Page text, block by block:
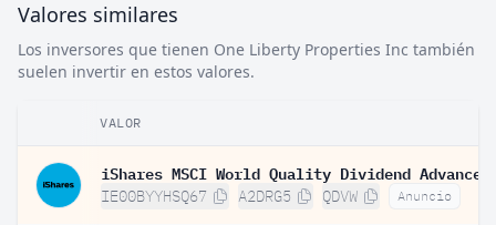
Valores similares
Los inversores que tienen One Liberty Properties Inc también
suelen invertir en estos valores.
VALOR
IE00BYYHSQ67 A2DRG5 QDVW Anuncio